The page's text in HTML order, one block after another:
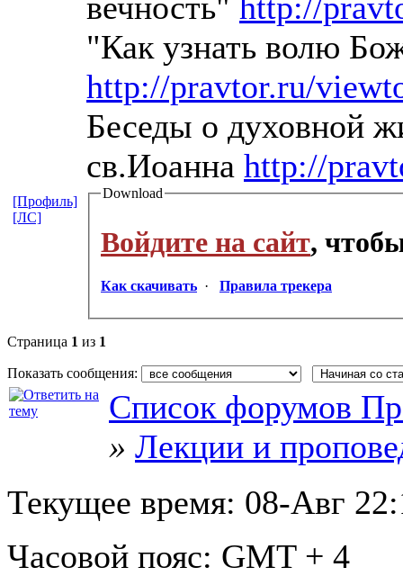
"Как узнать волю
http://pravtor.ru/
Беседы о духовной
св.Иоанна http://
Download
Войдите на сайт,
Как скачивать · Правила трекера
[Профиль]
[ЛС]
Страница 1 из 1
Показать сообщения:
Список форумов
» Лекции и
Текущее время: 08-Авг
Часовой пояс: GMT + 4